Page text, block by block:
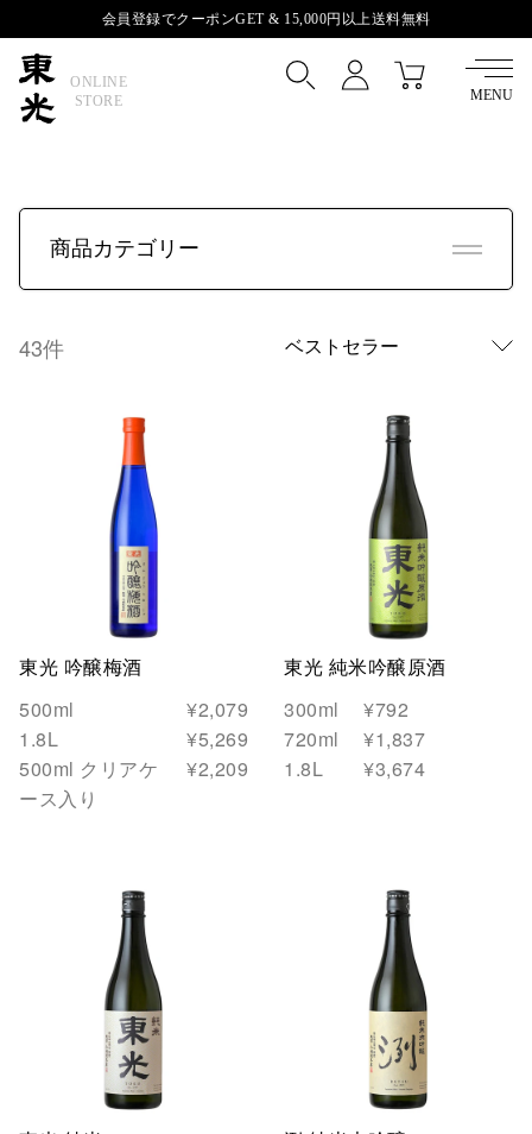
会員登録でクーポンGET & 15,000円以上送料無料
ONLINE
STORE
MENU
商品カテゴリー
全商品
おすすめ・セット
季節のおすすめ
贈答・ギフト 飲み比べセット
お酒選びのポイント
ブランド別
東光
小嶋屋
お酒以外
美容・コスメ
43件
東光 吟醸梅酒
500ml
¥2,079
1.8L
¥5,269
500ml クリアケ
ース入り
¥2,209
東光 純米吟醸原酒
300ml
¥792
720ml
¥1,837
1.8L
¥3,674